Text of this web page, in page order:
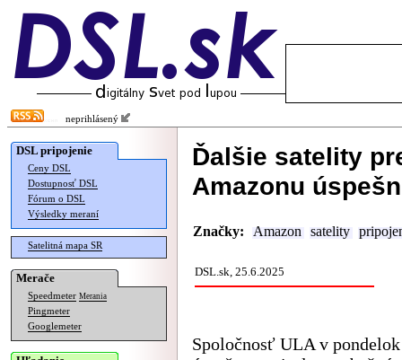
neprihlásený
DSL pripojenie
Ceny DSL
Dostupnosť DSL
Fórum o DSL
Výsledky meraní
Satelitná mapa SR
Merače
Speedmeter Merania
Pingmeter
Googlemeter
Ďalšie satelity
Amazonu
Značky: Amazon satelity
DSL.sk, 25.6.2025
Spoločnosť ULA v